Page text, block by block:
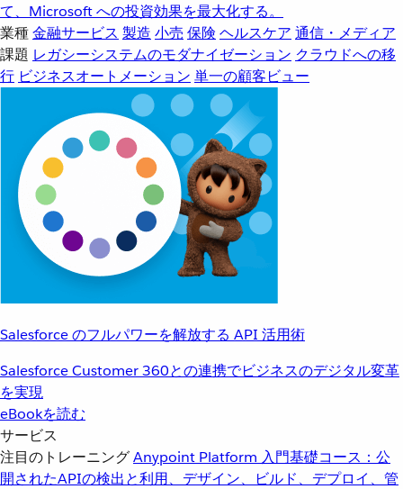
て、Microsoft への投資効果を最大化する。
業種金融サービス 製造 小売 保険 ヘルスケア 通信・メディア
課題 レガシーシステムのモダナイゼーション クラウドへの移
行 ビジネスオートメーション 単一の顧客ビュー
Salesforce のフルパワーを解放する API 活用術
Salesforce Customer 360との連携でビジネスのデジタル変革
を実現
eBookを読む
サービス
注目のトレーニングAnypoint Platform 入門基礎コース：公
開されたAPIの検出と利用、デザイン、ビルド、デプロイ、管